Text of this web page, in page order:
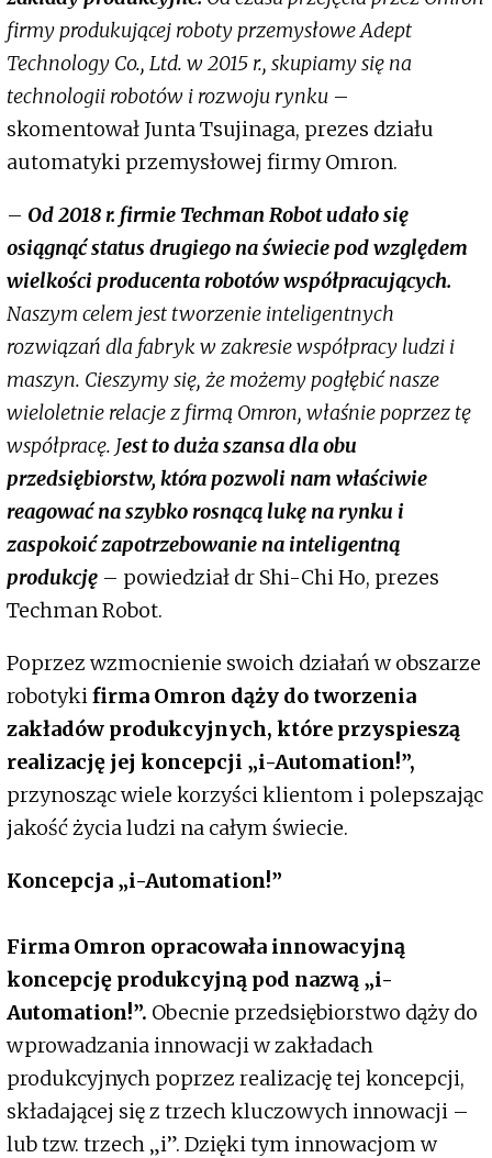
firmy produkującej roboty przemysłowe Adept
Technology Co., Ltd. w 2015 r., skupiamy się na
technologii robotów i rozwoju rynku –
skomentował Junta Tsujinaga, prezes działu
automatyki przemysłowej firmy Omron.
– Od 2018 r. firmie Techman Robot udało się
osiągnąć status drugiego na świecie pod względem
wielkości producenta robotów współpracujących.
Naszym celem jest tworzenie inteligentnych
rozwiązań dla fabryk w zakresie współpracy ludzi i
maszyn. Cieszymy się, że możemy pogłębić nasze
wieloletnie relacje z firmą Omron, właśnie poprzez tę
współpracę. Jest to duża szansa dla obu
przedsiębiorstw, która pozwoli nam właściwie
reagować na szybko rosnącą lukę na rynku i
zaspokoić zapotrzebowanie na inteligentną
produkcję – powiedział dr Shi-Chi Ho, prezes
Techman Robot.
Poprzez wzmocnienie swoich działań w obszarze
robotykifirma Omron dąży do tworzenia
zakładów produkcyjnych, które przyspieszą
realizację jej koncepcji „i-Automation!”,
przynosząc wiele korzyści klientom i polepszając
jakość życia ludzi na całym świecie.
Koncepcja „i-Automation!”
Firma Omron opracowała innowacyjną
koncepcję produkcyjną pod nazwą „i-
Automation!”. Obecnie przedsiębiorstwo dąży do
wprowadzania innowacji w zakładach
produkcyjnych poprzez realizację tej koncepcji,
składającej się z trzech kluczowych innowacji –
lub tzw. trzech „i”. Dzięki tym innowacjom w